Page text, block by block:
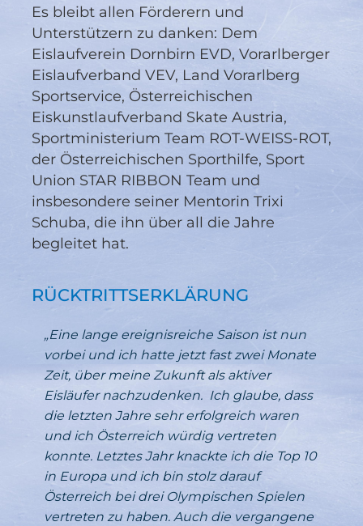
Es bleibt allen Förderern und
Unterstützern zu danken: Dem
Eislaufverein Dornbirn EVD, Vorarlberger
Eislaufverband VEV, Land Vorarlberg
Sportservice, Österreichischen
Eiskunstlaufverband Skate Austria,
Sportministerium Team ROT-WEISS-ROT,
der Österreichischen Sporthilfe, Sport
Union STAR RIBBON Team und
insbesondere seiner Mentorin Trixi
Schuba, die ihn über all die Jahre
begleitet hat.
RÜCKTRITTSERKLÄRUNG
„Eine lange ereignisreiche Saison ist nun
vorbei und ich hatte jetzt fast zwei Monate
Zeit, über meine Zukunft als aktiver
Eisläufer nachzudenken. Ich glaube, dass
die letzten Jahre sehr erfolgreich waren
und ich Österreich würdig vertreten
konnte. Letztes Jahr knackte ich die Top 10
in Europa und ich bin stolz darauf
Österreich bei drei Olympischen Spielen
vertreten zu haben. Auch die vergangene